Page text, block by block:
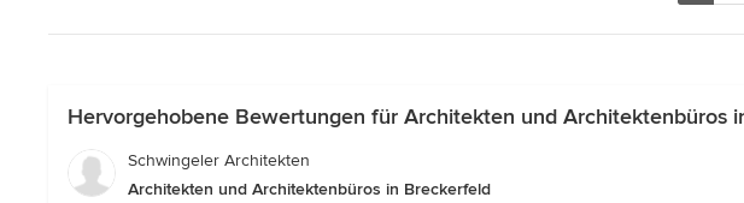
Hervorgehobene Bewertungen für Architekten und Architektenbüros
Schwingeler Architekten
Architekten und Architektenbüros in Breckerfeld